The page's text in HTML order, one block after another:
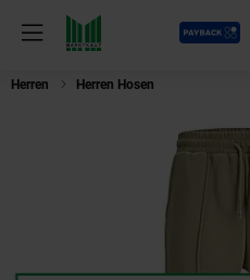
Menü
Payback
Herren Herren Hosen